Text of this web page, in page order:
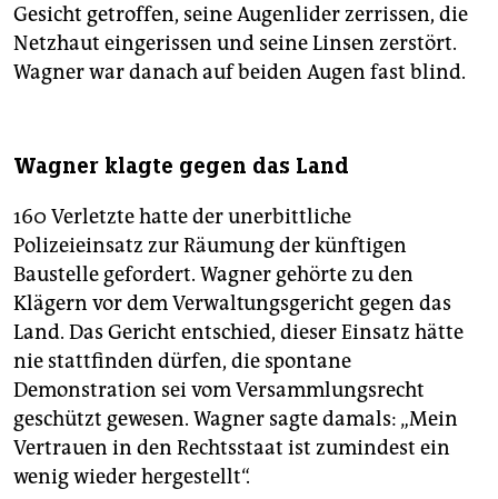
Gesicht getroffen, seine Augenlider zerrissen, die
Netzhaut eingerissen und seine Linsen zerstört.
Wagner war danach auf beiden Augen fast blind.
Wagner klagte gegen das Land
160 Verletzte hatte der unerbittliche
Polizeieinsatz zur Räumung der künftigen
Baustelle gefordert. Wagner gehörte zu den
Klägern vor dem Verwaltungsgericht gegen das
Land. Das Gericht entschied, dieser Einsatz hätte
nie stattfinden dürfen, die spontane
Demonstration sei vom Versammlungsrecht
geschützt gewesen. Wagner sagte damals: „Mein
Vertrauen in den Rechtsstaat ist zumindest ein
wenig wieder hergestellt“.